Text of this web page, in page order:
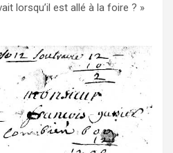
lorsqu’il est allé à la foire ? »